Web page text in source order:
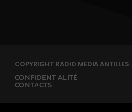
COPYRIGHT RADIO MEDIA ANTILLES.
CONFIDENTIALITÉ
CONTACTS